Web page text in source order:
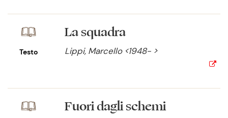
Testo
La squadra
Lippi, Marcello <1948- >
Fuori dagli schemi